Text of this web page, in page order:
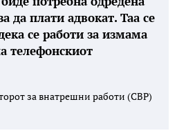
да плати адвокат. Таа се
се работи за измама
телефонскиот
за внатрешни работи (СВР)